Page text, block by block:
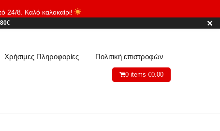
24/8. Καλό καλοκαίρι!
✕
Χρήσιμες Πληροφορίες Πολιτική επιστροφών
0 items-€0.00